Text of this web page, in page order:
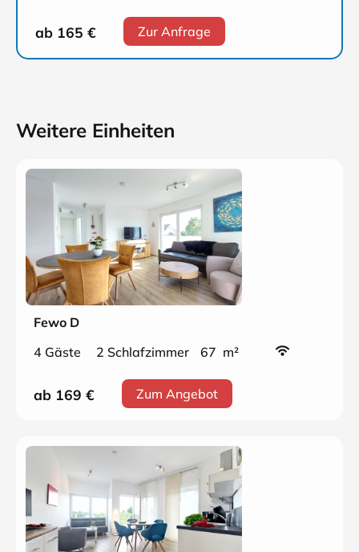
ab 165 € Zur Anfrage
Weitere Einheiten
Fewo D
4 Gäste
2 Schlafzimmer 67 m²
ab 169 € Zum Angebot